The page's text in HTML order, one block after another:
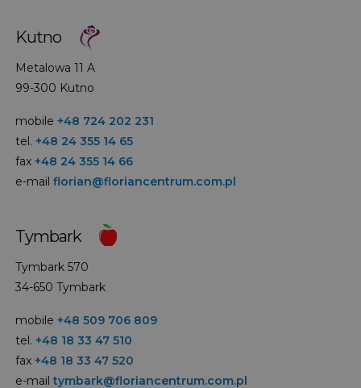
Kutno
Metalowa 11 A
99-300 Kutno
mobile +48 724 202 231
tel. +48 24 355 14 65
fax +48 24 355 14 66
e-mail florian@floriancentrum.com.pl
Tymbark
Tymbark 570
34-650 Tymbark
mobile +48 509 706 809
tel. +48 18 33 47 510
fax +48 18 33 47 520
e-mailtymbark@floriancentrum.com.pl